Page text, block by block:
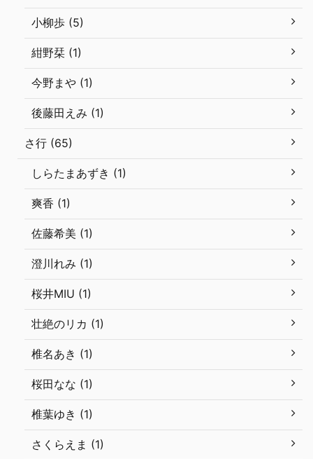
小柳歩 (5)
紺野栞 (1)
今野まや (1)
後藤田えみ (1)
さ行 (65)
しらたまあずき (1)
爽香 (1)
佐藤希美 (1)
澄川れみ (1)
桜井MIU (1)
壮絶のリカ (1)
椎名あき (1)
桜田なな (1)
椎葉ゆき (1)
さくらえま (1)